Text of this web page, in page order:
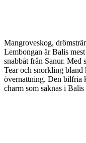
Mangroveskog,
Lembongan är Balis
snabbåt från Sanur.
Tear och snorkling
övernattning. Den bilfria
charm som saknas i